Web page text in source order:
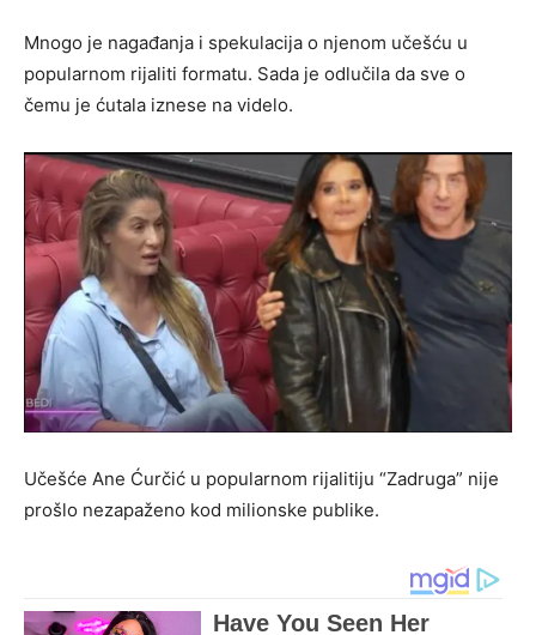
Mnogo je nagađanja i spekulacija o njenom učešću u
popularnom rijaliti formatu. Sada je odlučila da sve o
čemu je ćutala iznese na videlo.
Učešće Ane Ćurčić u popularnom rijalitiju “Zadruga” nije
prošlo nezapaženo kod milionske publike.